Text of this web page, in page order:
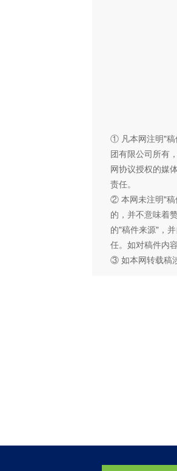
① 凡本网注明"稿
团有限公司所有
网协议授权的媒
责任。
② 本网未注明"稿
的，并不意味着
的"稿件来源"，
任。如对稿件内
③ 如本网转载稿